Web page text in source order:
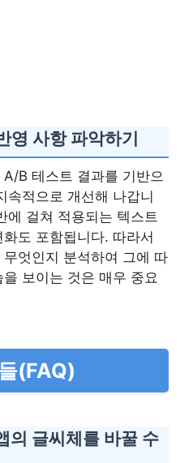
영 사항 파악하기
B 테스트 결과를 기반으
속적으로 개선해 나갑니
에 걸쳐 적용되는 텍스트
도 포함됩니다. 따라서
엇인지 분석하여 그에 따
보이는 것은 매우 중요
(FAQ)
의 글씨체를 바꿀 수